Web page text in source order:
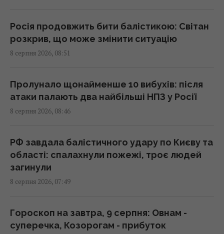
День Незалежності 2026: 24 серпня -
робочий день чи вихідний
08:30 субота, 08 серпня 2026
Гороскоп на 8 серпня за картами Таро:
Дівам - суперечки, Ракам - емоції
08:20 субота, 08 серпня 2026
Похолодання та дощі йдуть по Україні: де 8
серпня стане свіжіше
08:15 субота, 08 серпня 2026
Козерогам – зустріч з рідними
08:10 субота, 08 серпня 2026
Росія продовжить бити балістикою: Світан
розкрив, що може змінити ситуацію
8 серпня 2026, 08:51
Пролунало щонайменше 10 вибухів: після
атаки палають два найбільші НПЗ у Росії
8 серпня 2026, 08:46
РФ завдала балістичного удару по Києву та
області: спалахнули пожежі, троє людей
загинули
8 серпня 2026, 07:49
Гороскоп на завтра, 9 серпня: Овнам -
суперечка, Козорогам - прибуток